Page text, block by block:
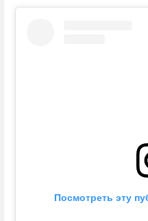
Посмотреть эту